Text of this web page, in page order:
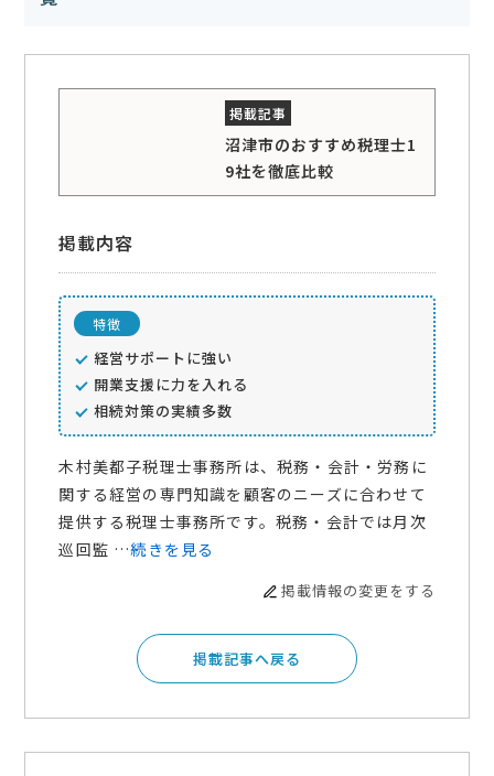
沼津市のおすすめ税理士1
9社を徹底比較
掲載内容
特徴
経営サポートに強い
開業支援に力を入れる
相続対策の実績多数
木村美都子税理士事務所は、税務・会計・労務に
関する経営の専門知識を顧客のニーズに合わせて
提供する税理士事務所です。税務・会計では月次
巡回監 …続きを見る
掲載情報の変更をする
掲載記事へ戻る